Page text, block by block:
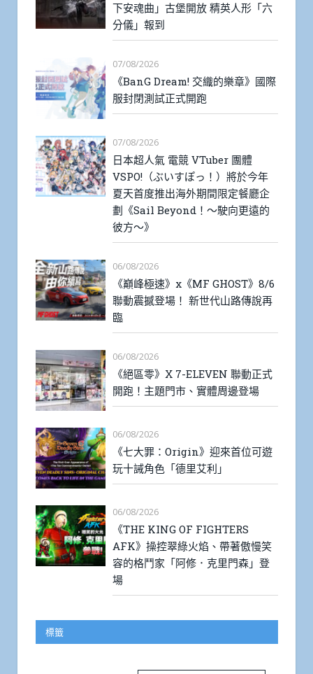
下安魂曲」古堡開放 精英人形「六
分儀」報到
07/08/2026
《BanG Dream! 交織的樂章》國際
服封閉測試正式開跑
07/08/2026
日本超人氣 電競 VTuber 團體
VSPO!（ぶいすぽっ！）將於今年
夏天首度推出海外期間限定餐廳企
劃《Sail Beyond！～駛向更遠的
彼方～》
06/08/2026
《巔峰極速》x《MF GHOST》8/6
聯動震撼登場！ 新世代山路傳說再
臨
06/08/2026
《絕區零》X 7-ELEVEN 聯動正式
開跑！主題門市、實體周邊登場
06/08/2026
《七大罪：Origin》迎來首位可遊
玩十誡角色「德里艾利」
06/08/2026
《THE KING OF FIGHTERS
AFK》操控翠綠火焰、帶著傲慢笑
容的格鬥家「阿修．克里門森」登
場
標籤